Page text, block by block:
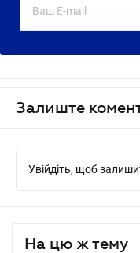
Залиште
Увійдіть, щоб
На цю ж тему